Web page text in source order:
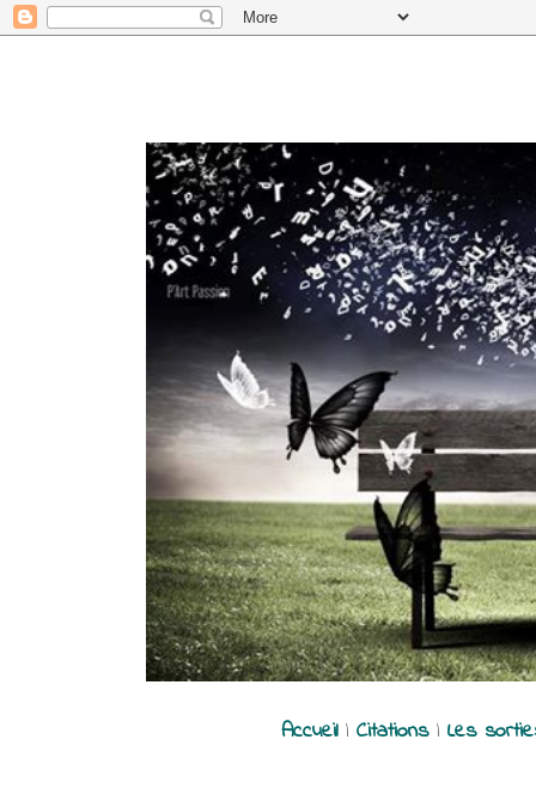
Accueil| Citations| Les